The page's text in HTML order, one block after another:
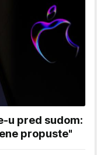
u pred sudom:
propuste"